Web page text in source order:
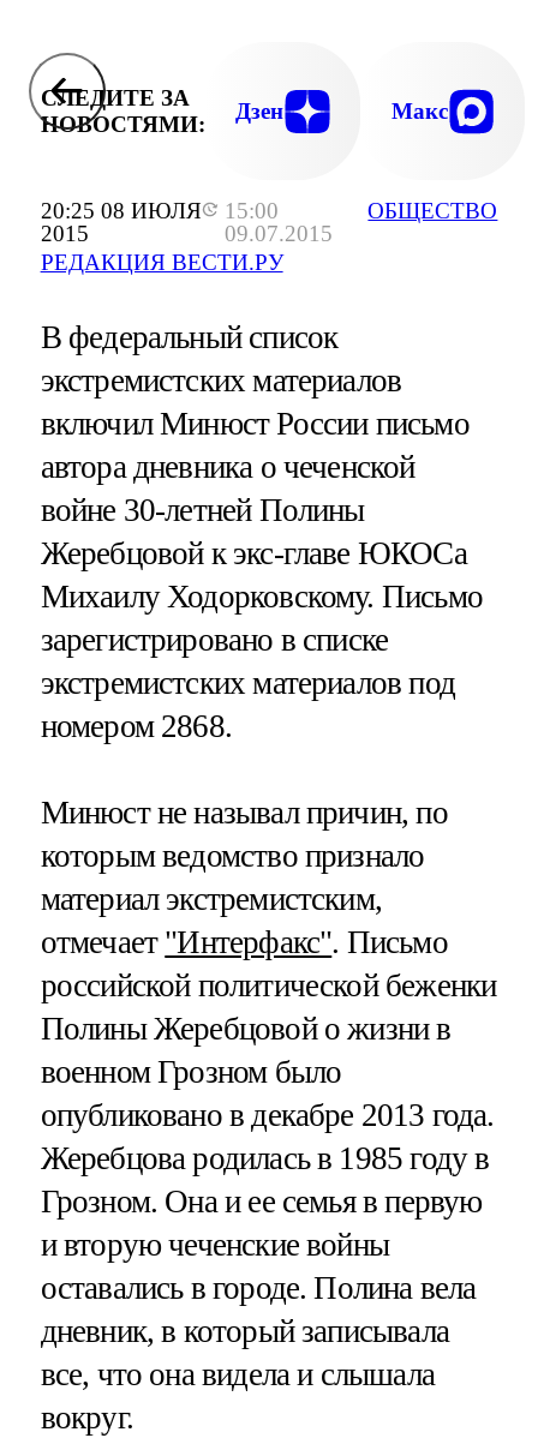
20:25 08 ИЮЛЯ
2015
15:00
09.07.2015
РЕДАКЦИЯ ВЕСТИ.РУ
ОБЩЕСТВО
СЛЕДИТЕ ЗА
НОВОСТЯМИ:
Дзен Макс
В федеральный список
экстремистских материалов
включил Минюст России письмо
автора дневника о чеченской
войне 30-летней Полины
Жеребцовой к экс-главе ЮКОСа
Михаилу Ходорковскому. Письмо
зарегистрировано в списке
экстремистских материалов под
номером 2868.
Минюст не называл причин, по
которым ведомство признало
материал экстремистским,
отмечает "Интерфакс". Письмо
российской политической беженки
Полины Жеребцовой о жизни в
военном Грозном было
опубликовано в декабре 2013 года.
Жеребцова родилась в 1985 году в
Грозном. Она и ее семья в первую
и вторую чеченские войны
оставались в городе. Полина вела
дневник, в который записывала
все, что она видела и слышала
вокруг.